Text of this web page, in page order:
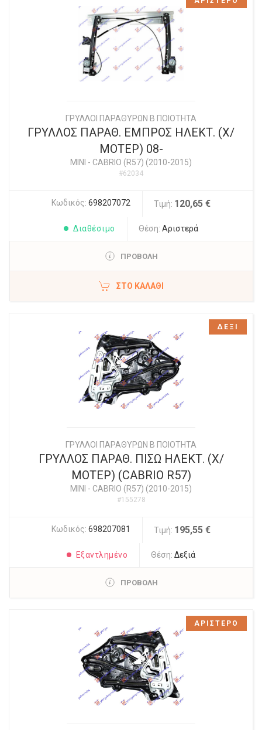
ΓΡΥΛΛΟΙ ΠΑΡΑΘΥΡΩΝ Β ΠΟΙΟΤΗΤΑ
ΓΡΥΛΛΟΣ ΠΑΡΑΘ. ΕΜΠΡΟΣ ΗΛΕΚΤ. (Χ/
ΜΟΤΕΡ) 08-
MINI - CABRIO (R57) (2010-2015)
#62034
Κωδικός: 698207072 Τιμή: 120,65 €
Διαθέσιμο Θέση: Αριστερά
ΠΡΟΒΟΛΗ
ΣΤΟ ΚΑΛΆΘΙ
ΓΡΥΛΛΟΙ ΠΑΡΑΘΥΡΩΝ Β ΠΟΙΟΤΗΤΑ
ΓΡΥΛΛΟΣ ΠΑΡΑΘ. ΠΙΣΩ ΗΛΕΚΤ. (Χ/
ΜΟΤΕΡ) (CABRIO R57)
MINI - CABRIO (R57) (2010-2015)
#155278
Κωδικός: 698207081 Τιμή: 195,55 €
Εξαντλημένο Θέση:Δεξιά
ΠΡΟΒΟΛΗ
ΔΕΞΙ
ΑΡΙΣΤΕΡΟ